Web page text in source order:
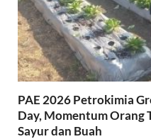
PAE 2026 Petrokimia
Day, Momentum Orang
Sayur dan Buah